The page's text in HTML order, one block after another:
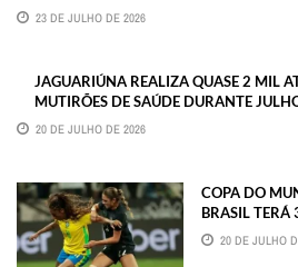
23 DE JULHO DE 2026
JAGUARIÚNA REALIZA QUASE 2 MIL
MUTIRÕES DE SAÚDE DURANTE
20 DE JULHO DE 2026
COPA DO
BRASIL TERÁ
20 DE JULHO